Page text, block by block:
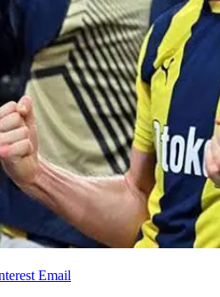
Email